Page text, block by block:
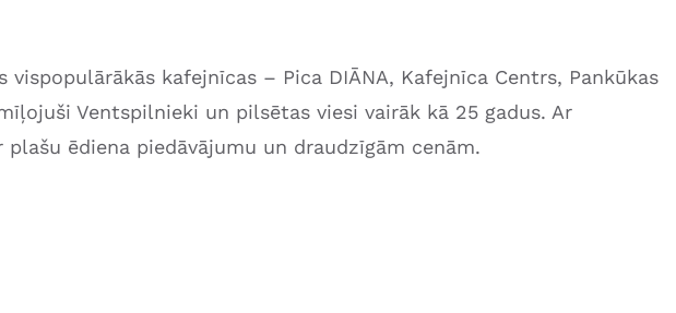
vispopulārākās kafejnīcas – Pica DIĀNA, Kafejnīca Centrs, Pankūkas
Ventspilnieki un pilsētas viesi vairāk kā 25 gadus. Ar
ēdiena piedāvājumu un draudzīgām cenām.